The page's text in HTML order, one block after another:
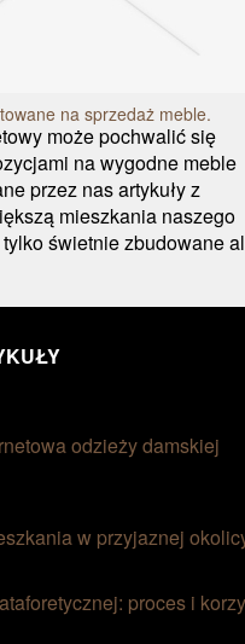
na sprzedaż meble.
może pochwalić się
na wygodne meble
przez nas artykuły z
mieszkania naszego
świetnie zbudowane
odzieży damskiej
w przyjaznej
proces i